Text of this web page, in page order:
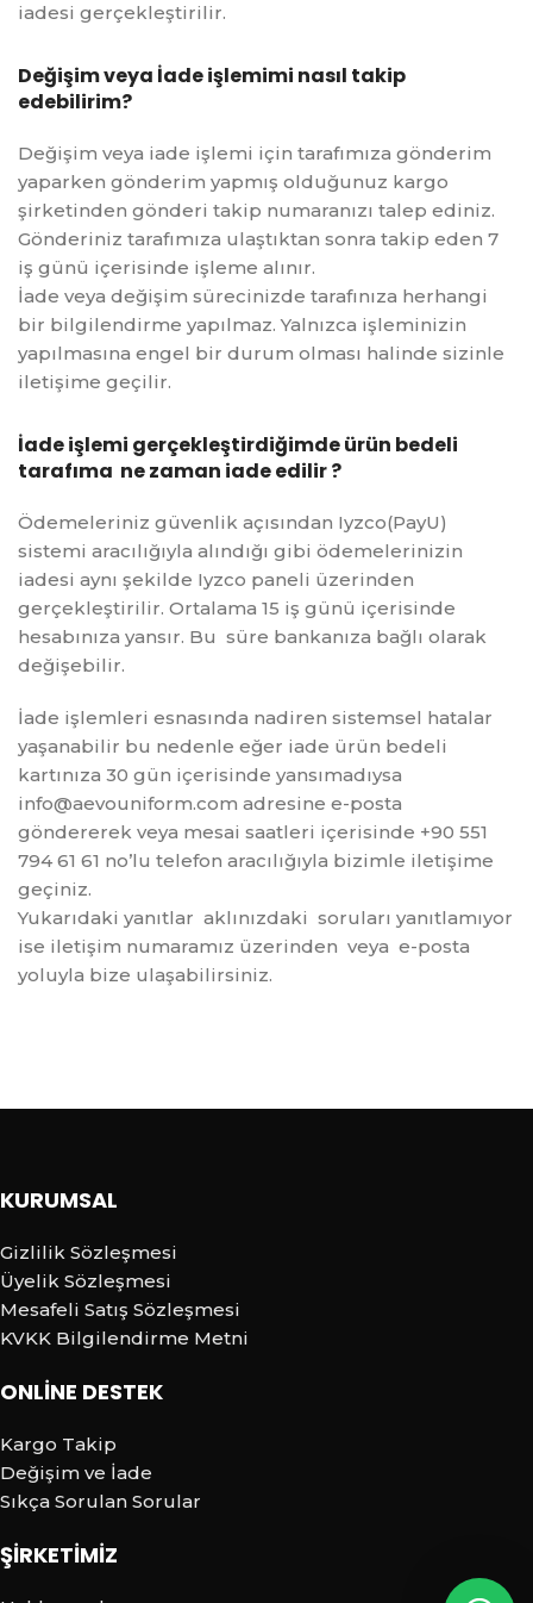
iadesi gerçekleştirilir.
Değişim veya İade işlemimi nasıl takip
edebilirim?
Değişim veya iade işlemi için tarafımıza gönderim
yaparken gönderim yapmış olduğunuz kargo
şirketinden gönderi takip numaranızı talep ediniz.
Gönderiniz tarafımıza ulaştıktan sonra takip eden 7
iş günü içerisinde işleme alınır.
İade veya değişim sürecinizde tarafınıza herhangi
bir bilgilendirme yapılmaz. Yalnızca işleminizin
yapılmasına engel bir durum olması halinde sizinle
iletişime geçilir.
İade işlemi gerçekleştirdiğimde ürün bedeli
tarafıma ne zaman iade edilir ?
Ödemeleriniz güvenlik açısından Iyzco(PayU)
sistemi aracılığıyla alındığı gibi ödemelerinizin
iadesi aynı şekilde Iyzco paneli üzerinden
gerçekleştirilir. Ortalama 15 iş günü içerisinde
hesabınıza yansır. Bu süre bankanıza bağlı olarak
değişebilir.
İade işlemleri esnasında nadiren sistemsel hatalar
yaşanabilir bu nedenle eğer iade ürün bedeli
kartınıza 30 gün içerisinde yansımadıysa
info@aevouniform.com adresine e-posta
göndererek veya mesai saatleri içerisinde +90 551
794 61 61 no’lu telefon aracılığıyla bizimle iletişime
geçiniz.
Yukarıdaki yanıtlar aklınızdaki soruları yanıtlamıyor
ise iletişim numaramız üzerinden veya e-posta
yoluyla bize ulaşabilirsiniz.
KURUMSAL
Gizlilik Sözleşmesi
Üyelik Sözleşmesi
Mesafeli Satış Sözleşmesi
KVKK Bilgilendirme Metni
ONLİNE DESTEK
Kargo Takip
Değişim ve İade
Sıkça Sorulan Sorular
ŞİRKETİMİZ